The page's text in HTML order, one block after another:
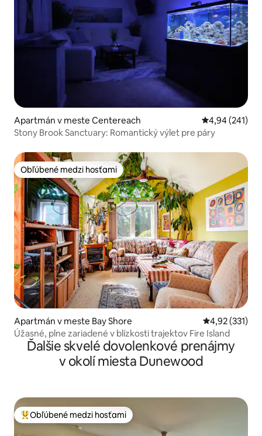
Apartmán v meste Centereach Priemerné
4,94 (241)
Stony Brook Sanctuary: Romantický výlet pre páry
Obľúbené medzi hosťami
Obľúbené medzi hosťami
Apartmán v meste Bay Shore Priemerné
4,92 (331)
Úžasné, plne zariadené v blízkosti trajektov Fire Island
Ďalšie skvelé dovolenkové prenájmy
v okolí miesta Dunewood
Najobľúbenejšie medzi hosťami
Obľúbené medzi hosťami